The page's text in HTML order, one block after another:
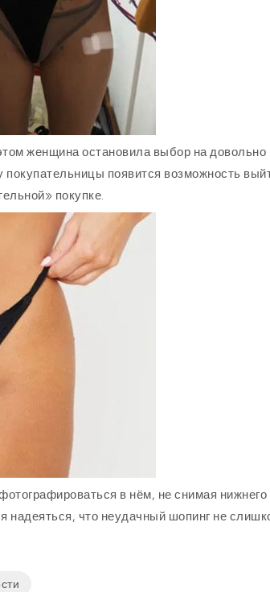
женщина остановила выбор на довольно
появится возможность
покупке.
в нём, не снимая нижнего
что неудачный шопинг не